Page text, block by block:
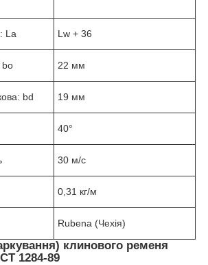
La Lw + 36
bo 22 мм
bd 19 мм
40°
30 м/с
0,31 кг/м
Rubena (Чехія)
клинового ременя
1284-89